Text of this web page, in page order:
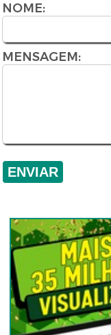
NOME:
MENSAGEM: